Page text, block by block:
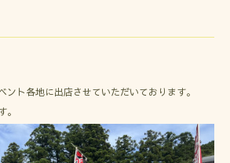
ント各地に出店させていただいております。
。